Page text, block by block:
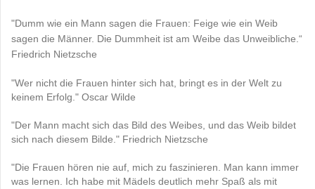
"Dumm wie ein Mann sagen die Frauen: Feige wie ein Weib
sagen die Männer. Die Dummheit ist am Weibe das Unweibliche.“
Friedrich Nietzsche
"Wer nicht die Frauen hinter sich hat, bringt es in der Welt zu
keinem Erfolg." Oscar Wilde
"Der Mann macht sich das Bild des Weibes, und das Weib bildet
sich nach diesem Bilde." Friedrich Nietzsche
"Die Frauen hören nie auf, mich zu faszinieren. Man kann immer
was lernen. Ich habe mit Mädels deutlich mehr Spaß als mit